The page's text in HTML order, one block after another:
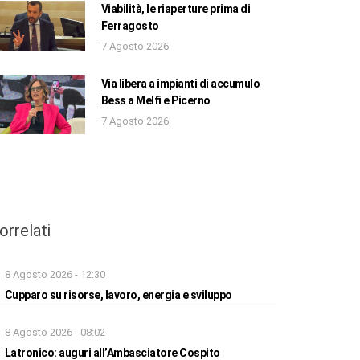
Viabilità, le riaperture prima di
Ferragosto
7 Agosto 2026
Via libera a impianti di accumulo
Bess a Melfi e Picerno
7 Agosto 2026
8 Agosto 2026 - 12:30
Cupparo su risorse, lavoro, energia e sviluppo
8 Agosto 2026 - 08:02
Latronico: auguri all’Ambasciatore Cospito